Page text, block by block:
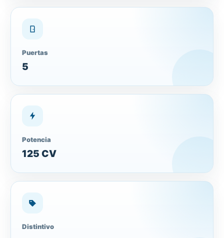
Puertas
5
Potencia
125 CV
Distintivo